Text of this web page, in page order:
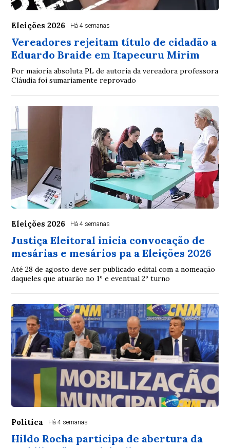
Eleições 2026 Há 4 semanas
Vereadores rejeitam título de cidadão a
Eduardo Braide em Itapecuru Mirim
Por maioria absoluta PL de autoria da vereadora professora
Cláudia foi sumariamente reprovado
Eleições 2026 Há 4 semanas
Justiça Eleitoral inicia convocação de
mesárias e mesários pa a Eleições 2026
Até 28 de agosto deve ser publicado edital com a nomeação
daqueles que atuarão no 1º e eventual 2º turno
Política Há 4 semanas
Hildo Rocha participa de abertura da